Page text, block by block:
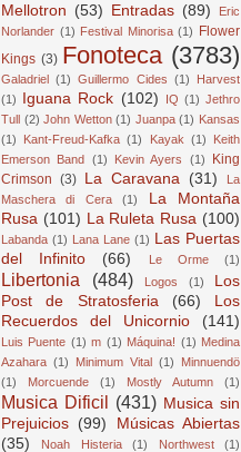
Mellotron (53) Entradas (89)
Eric
Norlander (1) Festival Minorisa (1) Flower
Kings (3) Fonoteca (3783)
Galadriel (1) Guillermo Cides (1)
Harvest
(1) Iguana Rock (102) IQ (1) Jethro
Tull (2) John Wetton (1) Juanpa (1) Kansas
(1)
Kant-Freud-Kafka (1) Kayak (1)
Keith
Emerson Band (1) Kevin Ayers (1)
King
Crimson (3) La Caravana (31)
La
Maschera di Cera
(1)
La Montaña
Rusa (101) La Ruleta Rusa (100)
Labanda (1) Lana Lane (1) Las Puertas
del Infinito
(66) Le Orme (1)
Libertonia (484) Logos (1)
Los
Post de Stratosferia
(66)
Los
Recuerdos del Unicornio
(141)
Luis Puente (1) m (1) Máquina! (1) Medina
Azahara (1) Minimum Vital (1)
Minnuendö
(1)
Morcuende (1) Mostly Autumn (1)
Musica Dificil (431) Musica sin
Prejuicios (99)
Músicas Abiertas
(35)
Noah Histeria (1) Northwest (1)